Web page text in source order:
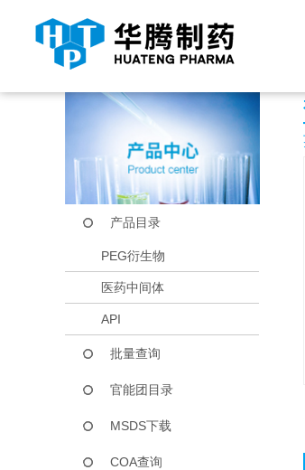
当前位置： 首页 产品中心
产品目录
PEG衍生物
医药中间体
API
批量查询
官能团目录
MSDS下载
COA查询